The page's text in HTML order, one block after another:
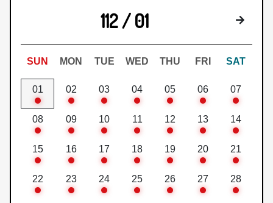
112 / 01 下個月
SUN MON TUE WED THU FRI SAT
01 02 03 04 05 06 07
08 09 10 11 12 13 14
15 16 17 18 19 20 21
22 23 24 25 26 27 28